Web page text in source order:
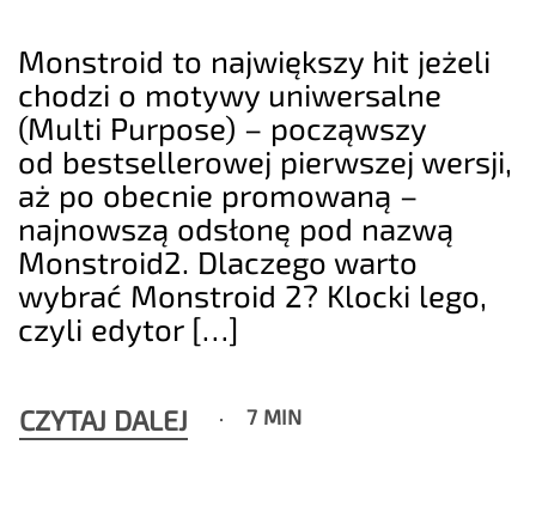
Monstroid to największy hit jeżeli
chodzi o motywy uniwersalne
(Multi Purpose) – począwszy
od bestsellerowej pierwszej wersji,
aż po obecnie promowaną –
najnowszą odsłonę pod nazwą
Monstroid2. Dlaczego warto
wybrać Monstroid 2? Klocki lego,
czyli edytor […]
CZYTAJ DALEJ 7 MIN